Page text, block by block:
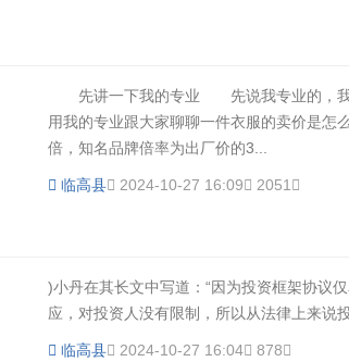
先讲一下我的专业 先说我专业的，我是
用我的专业跟大家聊聊一件衣服的卖价是怎
倍，知名品牌倍率为出厂价的3...
临高县 2024-10-27 16:09 2051
)小丹在其长文中写道：“因为投资框架协议
应，对投资人没有限制，所以从法律上来说
临高县 2024-10-27 16:04 878